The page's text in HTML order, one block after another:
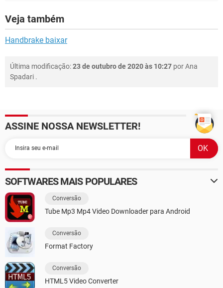
Veja também
Handbrake baixar
Última modificação:23 de outubro de 2020 às 10:27 porAna
Spadari .
ASSINE NOSSA NEWSLETTER!
SOFTWARES MAIS POPULARES
Conversão
Tube Mp3 Mp4 Video Downloader para Android
Conversão
Format Factory
Conversão
HTML5 Video Converter